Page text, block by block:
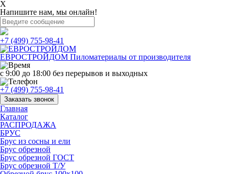
X
Напишите нам, мы онлайн!
+7 (499) 755-98-41
ЕВРОСТРОЙДОМ Пиломатериалы от производителя
с 9:00 до 18:00 без перерывов и выходных
+7 (499) 755-98-41
Заказать звонок
Главная
Каталог
РАСПРОДАЖА
БРУС
Брус из сосны и ели
Брус обрезной
Брус обрезной ГОСТ
Брус обрезной Т/У